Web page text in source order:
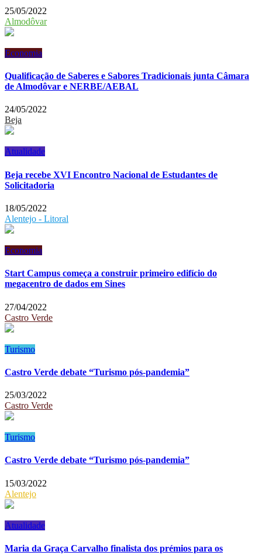
25/05/2022
Almodôvar
Economia
Qualificação de Saberes e Sabores Tradicionais junta Câmara
de Almodôvar e NERBE/AEBAL
24/05/2022
Beja
Atualidade
Beja recebe XVI Encontro Nacional de Estudantes de
Solicitadoria
18/05/2022
Alentejo - Litoral
Economia
Start Campus começa a construir primeiro edifício do
megacentro de dados em Sines
27/04/2022
Castro Verde
Turismo
Castro Verde debate “Turismo pós-pandemia”
25/03/2022
Castro Verde
Turismo
Castro Verde debate “Turismo pós-pandemia”
15/03/2022
Alentejo
Atualidade
Maria da Graça Carvalho finalista dos prémios para os